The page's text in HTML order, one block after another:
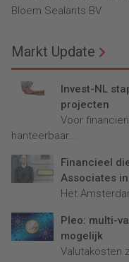
Bloem Sealants BV
Markt Update
Invest-NL
projecten
Voor
hanteerbaar...
Financieel
Associates
Het
Pleo: multi-
mogelijk
Valutakosten